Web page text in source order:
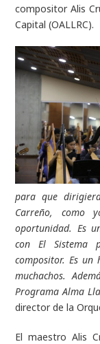
compositor Alis
Capital (OALLRC).
para que
Carreño, como
oportunidad. Es
con El Sistema
compositor. Es
muchachos.
Programa Alma
director de la
El maestro Alis